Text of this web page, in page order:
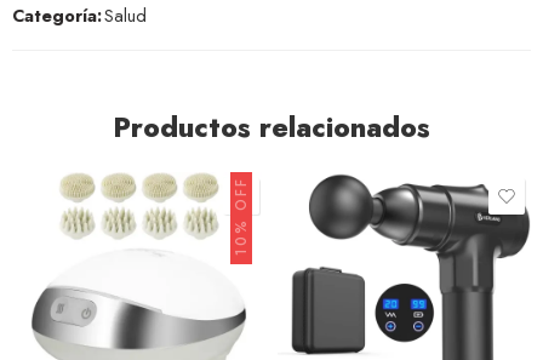
Categoría:Salud
Productos relacionados
10% OFF